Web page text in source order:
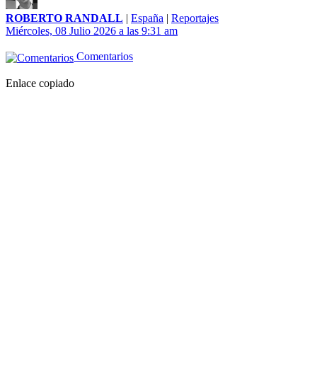
ROBERTO RANDALL | España | Reportajes
Miércoles, 08 Julio 2026 a las 9:31 am
Comentarios
Enlace copiado